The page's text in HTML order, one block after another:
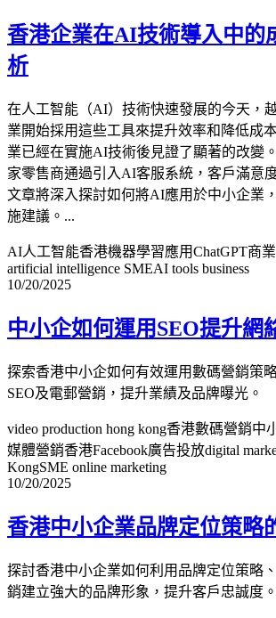
香港企業在AI技術導入中的
析
在人工智能（AI）技術快速發展的今天，
業開始採用這些工具來提升效率和降低成
業已經在實施AI技術後見證了顯著的改變
家零售商通過引入AI客服系統，客戶滿意
文章將深入探討如何將AI應用於中小企業
施建議。...
AI人工智能香港機器學習應用ChatGPT商
artificial intelligence SMEAI tools business
10/20/2025
中小企如何運用SEO提升網
探索香港中小企如何有效運用數碼營銷策
SEO及電郵營銷，提升業績及品牌曝光。
video production hong kong香港數碼營銷中
媒體營銷香港Facebook廣告投放digital
KongSME online marketing
10/20/2025
香港中小企業品牌定位策略
探討香港中小企業如何利用品牌定位策略
銷建立強大的品牌形象，提升客戶忠誠度。